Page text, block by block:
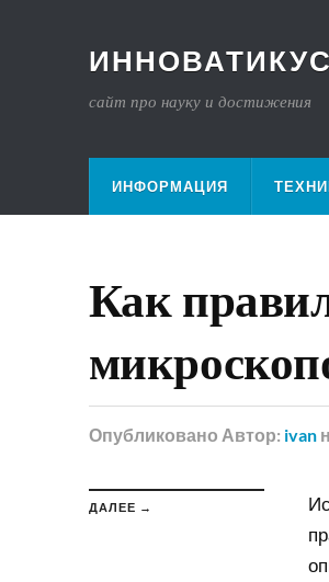
ИННОВАТИКУС
сайт про науку и достижения
ИНФОРМАЦИЯ
Как
Опубликовано Автор: ivan
ДАЛЕЕ →